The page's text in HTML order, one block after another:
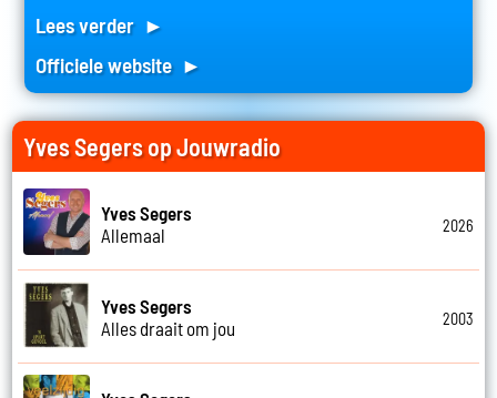
Lees verder ►
Officiele website ►
Yves Segers op Jouwradio
Yves Segers
Allemaal
2026
Yves Segers
Alles draait om jou
2003